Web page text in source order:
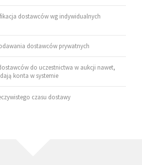
dostawców wg indywidualnych
dostawców prywatnych
do uczestnictwa w aukcji nawet,
konta w systemie
czasu dostawy